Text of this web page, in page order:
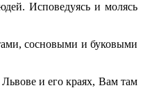
Исповедуясь и молясь
сосновыми и буковыми
и его краях, Вам там